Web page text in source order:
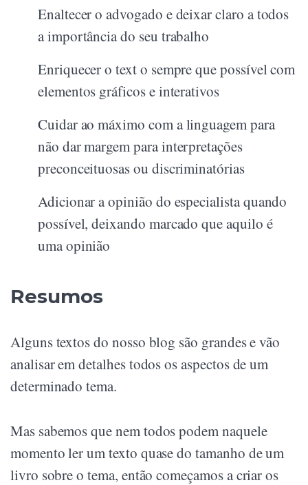
Enaltecer o advogado e deixar claro a todos
a importância do seu trabalho
Enriquecer o text o sempre que possível com
elementos gráficos e interativos
Cuidar ao máximo com a linguagem para
não dar margem para interpretações
preconceituosas ou discriminatórias
Adicionar a opinião do especialista quando
possível, deixando marcado que aquilo é
uma opinião
Resumos
Alguns textos do nosso blog são grandes e vão
analisar em detalhes todos os aspectos de um
determinado tema.
Mas sabemos que nem todos podem naquele
momento ler um texto quase do tamanho de um
livro sobre o tema, então começamos a criar os